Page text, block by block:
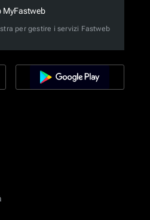
MyFastweb
per gestire i servizi Fastweb